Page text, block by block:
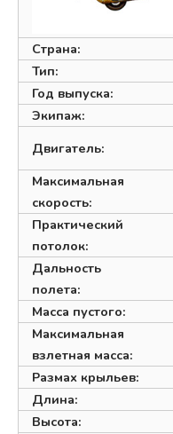
Страна:
Тип:
Год выпуска:
Экипаж:
Двигатель:
Максимальная
скорость:
Практический
потолок:
Дальность
полета:
Масса пустого:
Максимальная
взлетная масса:
Размах крыльев:
Длина:
Высота: